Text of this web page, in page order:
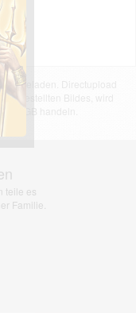
Directupload
Bildes, wird
AGB handeln.
teile es
Familie.